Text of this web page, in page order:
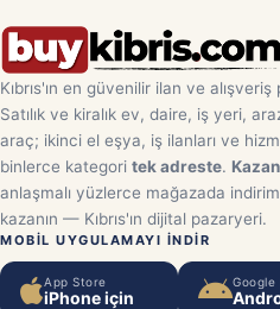
Kıbrıs'ın en güvenilir ilan ve
Satılık ve kiralık ev, daire, iş yeri,
araç; ikinci el eşya, iş ilanları ve
binlerce kategori tek adreste.
anlaşmalı yüzlerce mağazada
kazanın — Kıbrıs'ın dijital pazaryeri.
MOBIL UYGULAMAYI INDIR
App Store
iPhone için
Google